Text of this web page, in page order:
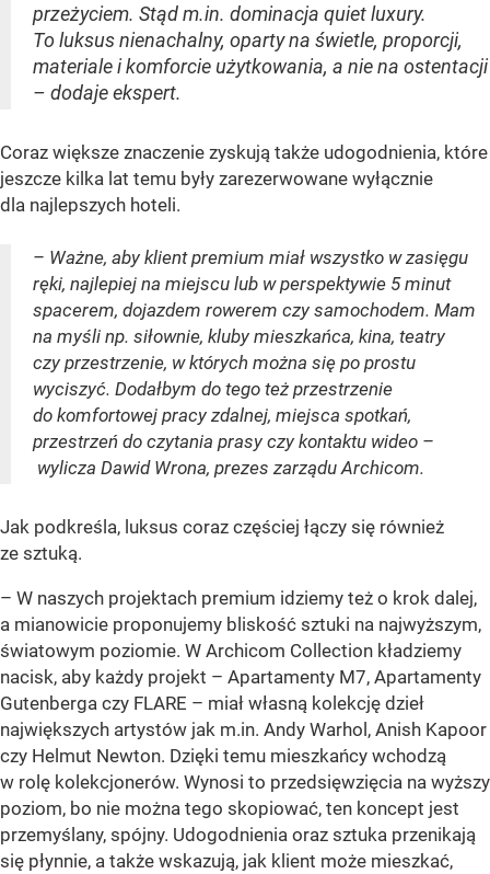
przeżyciem. Stąd m.in. dominacja quiet luxury.
To luksus nienachalny, oparty na świetle, proporcji,
materiale i komforcie użytkowania, a nie na ostentacji
– dodaje ekspert.
Coraz większe znaczenie zyskują także udogodnienia, które
jeszcze kilka lat temu były zarezerwowane wyłącznie
dla najlepszych hoteli.
– Ważne, aby klient premium miał wszystko w zasięgu
ręki, najlepiej na miejscu lub w perspektywie 5 minut
spacerem, dojazdem rowerem czy samochodem. Mam
na myśli np. siłownie, kluby mieszkańca, kina, teatry
czy przestrzenie, w których można się po prostu
wyciszyć. Dodałbym do tego też przestrzenie
do komfortowej pracy zdalnej, miejsca spotkań,
przestrzeń do czytania prasy czy kontaktu wideo –
wylicza Dawid Wrona, prezes zarządu Archicom.
Jak podkreśla, luksus coraz częściej łączy się również
ze sztuką.
– W naszych projektach premium idziemy też o krok dalej,
a mianowicie proponujemy bliskość sztuki na najwyższym,
światowym poziomie. W Archicom Collection kładziemy
nacisk, aby każdy projekt – Apartamenty M7, Apartamenty
Gutenberga czy FLARE – miał własną kolekcję dzieł
największych artystów jak m.in. Andy Warhol, Anish Kapoor
czy Helmut Newton. Dzięki temu mieszkańcy wchodzą
w rolę kolekcjonerów. Wynosi to przedsięwzięcia na wyższy
poziom, bo nie można tego skopiować, ten koncept jest
przemyślany, spójny. Udogodnienia oraz sztuka przenikają
się płynnie, a także wskazują, jak klient może mieszkać,